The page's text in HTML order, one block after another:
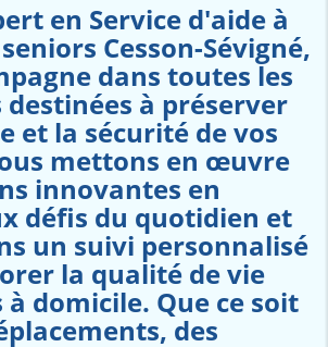
en Service d'aide à
Cesson-Sévigné,
dans toutes les
à préserver
et la sécurité de vos
mettons en œuvre
innovantes en
défis du quotidien et
un suivi personnalisé
la qualité de vie
à domicile. Que ce soit
des